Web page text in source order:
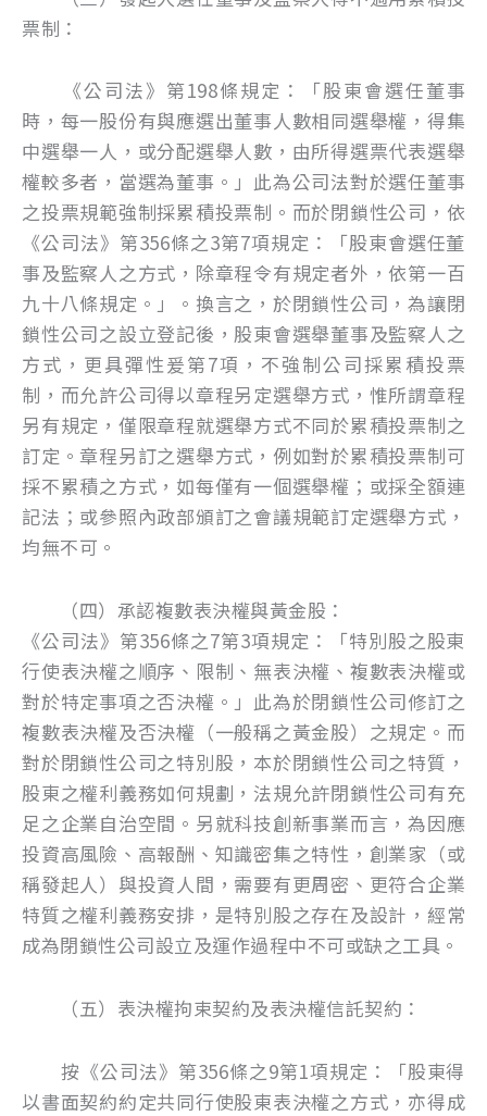
票制：
《公司法》第198條規定：「股東會選任董事
時，每一股份有與應選出董事人數相同選舉權，得集
中選舉一人，或分配選舉人數，由所得選票代表選舉
權較多者，當選為董事。」此為公司法對於選任董事
之投票規範強制採累積投票制。而於閉鎖性公司，依
《公司法》第356條之3第7項規定：「股東會選任董
事及監察人之方式，除章程令有規定者外，依第一百
九十八條規定。」。換言之，於閉鎖性公司，為讓閉
鎖性公司之設立登記後，股東會選舉董事及監察人之
方式，更具彈性爰第7項，不強制公司採累積投票
制，而允許公司得以章程另定選舉方式，惟所謂章程
另有規定，僅限章程就選舉方式不同於累積投票制之
訂定。章程另訂之選舉方式，例如對於累積投票制可
採不累積之方式，如每僅有一個選舉權；或採全額連
記法；或參照內政部頒訂之會議規範訂定選舉方式，
均無不可。
（四）承認複數表決權與黃金股：
《公司法》第356條之7第3項規定：「特別股之股東
行使表決權之順序、限制、無表決權、複數表決權或
對於特定事項之否決權。」此為於閉鎖性公司修訂之
複數表決權及否決權（一般稱之黃金股）之規定。而
對於閉鎖性公司之特別股，本於閉鎖性公司之特質，
股東之權利義務如何規劃，法規允許閉鎖性公司有充
足之企業自治空間。另就科技創新事業而言，為因應
投資高風險、高報酬、知識密集之特性，創業家（或
稱發起人）與投資人間，需要有更周密、更符合企業
特質之權利義務安排，是特別股之存在及設計，經常
成為閉鎖性公司設立及運作過程中不可或缺之工具。
（五）表決權拘束契約及表決權信託契約：
按《公司法》第356條之9第1項規定：「股東得
以書面契約約定共同行使股東表決權之方式，亦得成